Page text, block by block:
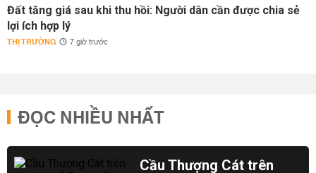
Đất tăng giá sau khi thu hồi: Người dân cần được chia sẻ
lợi ích hợp lý
THỊ TRƯỜNG 7 giờ trước
ĐỌC NHIỀU NHẤT
Cầu Thượng Cát trên